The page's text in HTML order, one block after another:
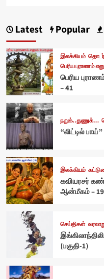
Latest Popular
இலக்கியம்
பெரிய புராணம்
பெரிய
– 41
நறுக்..துணுக்...
“லிட்டில்
இலக்கியம்
கவியரசர்
ஆன்மீகம் – 19
செய்திகள்
(பகுதி-1)